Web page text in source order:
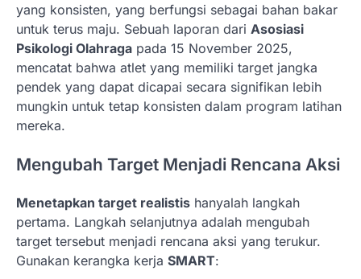
yang konsisten, yang berfungsi sebagai bahan bakar
untuk terus maju. Sebuah laporan dari Asosiasi
Psikologi Olahraga pada 15 November 2025,
mencatat bahwa atlet yang memiliki target jangka
pendek yang dapat dicapai secara signifikan lebih
mungkin untuk tetap konsisten dalam program latihan
mereka.
Mengubah Target Menjadi Rencana Aksi
Menetapkan target realistis hanyalah langkah
pertama. Langkah selanjutnya adalah mengubah
target tersebut menjadi rencana aksi yang terukur.
Gunakan kerangka kerja SMART: